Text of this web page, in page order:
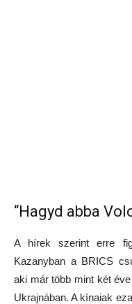
“Hagyd abba
A hírek szerint erre
Kazanyban a BRICS
aki már több mint két
Ukrajnában. A kínaiak